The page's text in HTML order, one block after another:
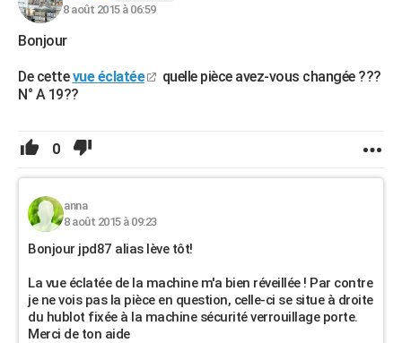
8 août 2015 à 06:59
Bonjour
De cettevue éclatée
quelle pièce avez-vous changée ???
N° A 19??
0
anna
8 août 2015 à 09:23
Bonjour jpd87 alias lève tôt!
La vue éclatée de la machine m'a bien réveillée ! Par contre
je ne vois pas la pièce en question, celle-ci se situe à droite
du hublot fixée à la machine sécurité verrouillage porte.
Merci de ton aide